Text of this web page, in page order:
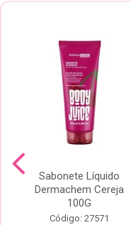
Sabonete Líquido
Dermachem Cereja
100G
Código: 27571